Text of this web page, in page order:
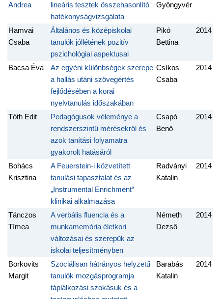
Andrea
lineáris tesztek összehasonlító
hatékonyságvizsgálata
Gyöngyvér
Hamvai
Csaba
Általános és középiskolai
tanulók jóllétének pozitív
pszichológiai aspektusai
Pikó
Bettina
2014
Bacsa Éva
Az egyéni különbségek szerepe
a hallás utáni szövegértés
fejlődésében a korai
nyelvtanulás időszakában
Csíkos
Csaba
2014
Tóth Edit
Pedagógusok véleménye a
rendszerszintű mérésekről és
azok tanítási folyamatra
gyakorolt hatásáról
Csapó
Benő
2014
Bohács
Krisztina
A Feuerstein-i közvetített
tanulási tapasztalat és az
„Instrumental Enrichment“
klinikai alkalmazása
Radványi
Katalin
2014
Tánczos
Tímea
A verbális fluencia és a
munkamemória életkori
változásai és szerepük az
iskolai teljesítményben
Németh
Dezső
2014
Borkovits
Margit
Szociálisan hátrányos helyzetű
tanulók mozgásprogramja
táplálkozási szokásuk és a
Barabás
Katalin
2014